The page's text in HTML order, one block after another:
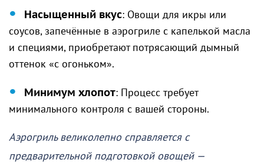
Насыщенный вкус: Овощи для икры или
соусов, запечённые в аэрогриле с капелькой масла
и специями, приобретают потрясающий дымный
оттенок «с огоньком».
Минимум хлопот: Процесс требует
минимального контроля с вашей стороны.
Аэрогриль великолепно справляется с
предварительной подготовкой овощей —